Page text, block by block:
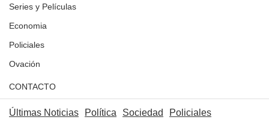
Series y Películas
Economia
Policiales
Ovación
CONTACTO
Últimas Noticias Política Sociedad Policiales